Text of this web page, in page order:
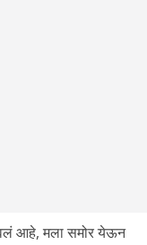
आहे, मला समोर येऊन